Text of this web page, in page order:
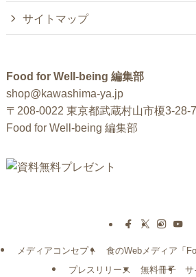
サイトマップ
Food for Well-being 編集部
shop@kawashima-ya.jp
〒208-0022 東京都武蔵村山市榎3-28-7
Food for Well-being 編集部
メディアコンセプト
食のWebメディア「
プレスリリース
無料冊子 サ